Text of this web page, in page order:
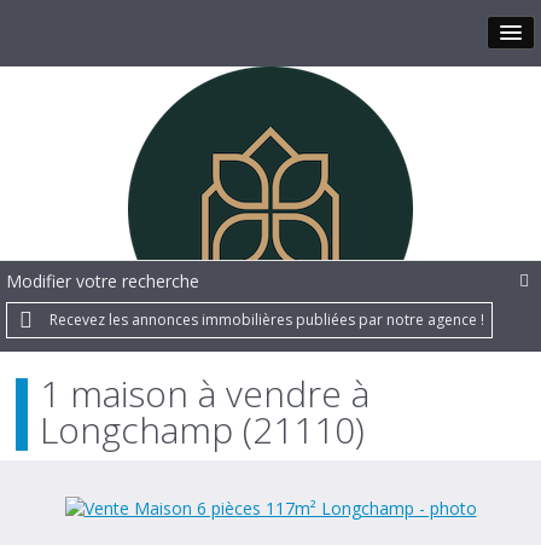
Modifier votre recherche
Recevez les annonces immobilières publiées par notre agence !
1 maison à vendre à
Longchamp (21110)